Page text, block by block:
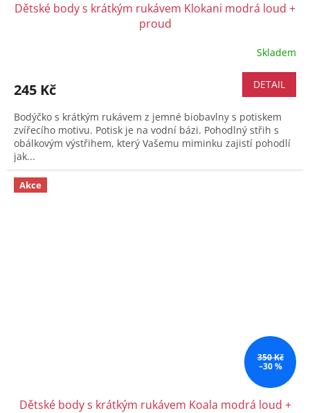
Dětské body s krátkým rukávem Klokani modrá loud +
proud
Skladem
245 Kč DETAIL
Bodýčko s krátkým rukávem z jemné biobavlny s potiskem
zvířecího motivu. Potisk je na vodní bázi. Pohodlný střih s
obálkovým výstřihem, který Vašemu miminku zajistí pohodlí
jak...
Akce
350 Kč
–30 %
Dětské body s krátkým rukávem Koala modrá loud +